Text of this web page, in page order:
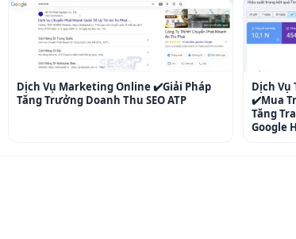
Dịch Vụ Marketing Online ✔️Giải Pháp
Tăng Trưởng Doanh Thu SEO ATP
Dịch Vụ
✔️Mua
Tăng
Google